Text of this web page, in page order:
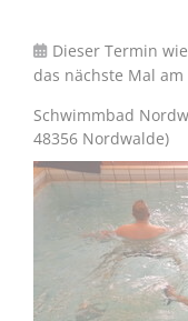
Dieser Termin
das nächste Mal am
Schwimmbad
48356 Nordwalde)